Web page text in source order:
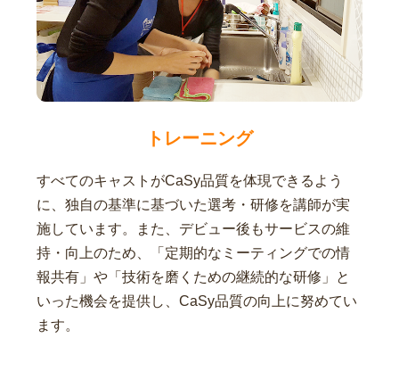
トレーニング
すべてのキャストがCaSy品質を体現できるよう
に、独自の基準に基づいた選考・研修を講師が実
施しています。また、デビュー後もサービスの維
持・向上のため、「定期的なミーティングでの情
報共有」や「技術を磨くための継続的な研修」と
いった機会を提供し、CaSy品質の向上に努めてい
ます。